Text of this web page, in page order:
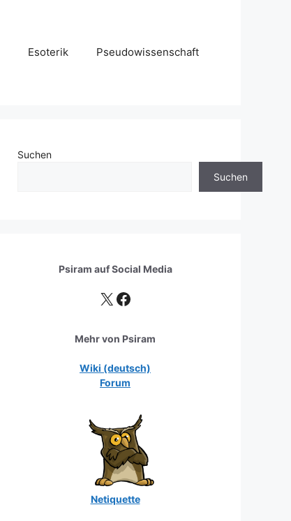
Esoterik Pseudowissenschaft
Suchen
Suchen
Psiram aufSocial Media
X Facebook
Mehr von Psiram
Wiki (deutsch)
Forum
Netiquette